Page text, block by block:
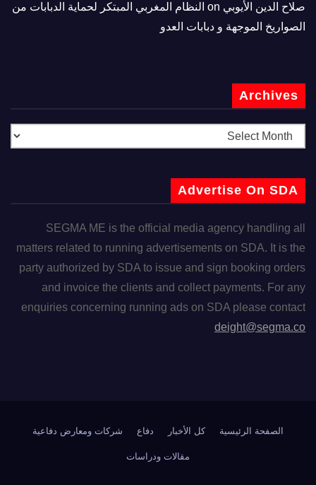
صلاح الدين الأيوبي
النظام المغربي المبتكر لحماية الدبابات من
الصواريخ الموجهة و دبابات العدو
Archives
Advertise On SDA
SEGMA ME is the official media agency handling all
matters related to running advertisements on SDA. It is the
party authorized by SDA to issue and sign booking orders
and invoice the clients and collect payments. For any
enquiries concerning running ads on SDA please contact
deight@segma.co
الصفحة الرئيسية كل الأخبار دفاع شركات ومعارض دفاعية
مقالات ودراسات